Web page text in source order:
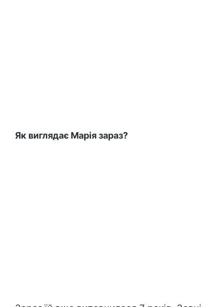
Як виглядає Марія зараз?